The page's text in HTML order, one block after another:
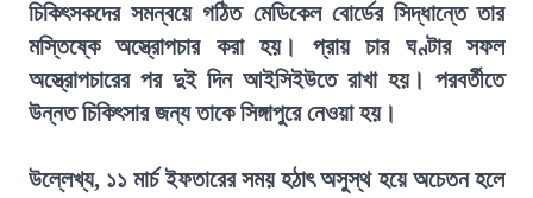
চিকিৎসকদের সমন্বয়ে গঠিত মেডিকেল বোর্ডের সিদ্ধান্তে তার
মস্তিষ্কে অস্ত্রোপচার করা হয়। প্রায় চার ঘণ্টার সফল
অস্ত্রোপচারের পর দুই দিন আইসিইউতে রাখা হয়। পরবর্তীতে
উন্নত চিকিৎসার জন্য তাকে সিঙ্গাপুরে নেওয়া হয়।
উল্লেখ্য, ১১ মার্চ ইফতারের সময় হঠাৎ অসুস্থ হয়ে অচেতন হলে